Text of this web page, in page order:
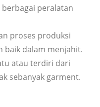
berbagai peralatan
proses produksi
baik dalam menjahit.
atau terdiri dari
sebanyak garment.